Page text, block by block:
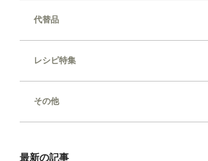
代替品
レシピ特集
その他
最新の記事